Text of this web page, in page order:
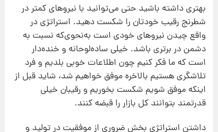
بهتری داشته باشید حتی می‌توانید با نیروهای كمتر در
شطرنج رقیب خودتان را شكست دهید. استراتژی در
واقع چیدن نیروهای خودی است به‌نحوی‌که نسبت به
دشمن در برتری باشد. خیلی ساده‌لوحانه و خنده‌دار
است كه ما فكر كنیم چون اطلاعات خوبی بلدیم و فرد
تلاشگری هستیم بالاخره موفق خواهیم شد، شاید قبل از
اینكه موفق شویم شكست بخوریم و رقیبان خیلی
قدرتمند بتوانند كل بازار را قبضه كنند.
داشتن استراتژی بخش ضروری از موفقیت در تولید و